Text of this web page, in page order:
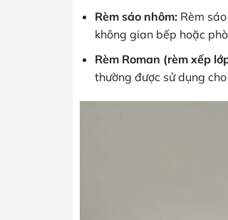
Rèm sáo nhôm:Rèm sáo
không gian bếp hoặc
Rèm Roman (rèm xếp
thường được sử dụng